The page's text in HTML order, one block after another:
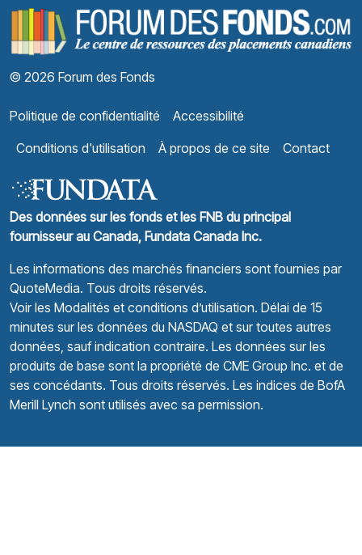
© 2026 Forum des Fonds
Politique de confidentialité
Accessibilité
Conditions d'utilisation
À propos de ce site Contact
Des données sur les fonds et les FNB du principal
fournisseur au Canada, Fundata Canada Inc.
Les informations des marchés financiers sont fournies par
QuoteMedia. Tous droits réservés.
Voir les Modalités et conditions d’utilisation. Délai de 15
minutes sur les données du NASDAQ et sur toutes autres
données, sauf indication contraire. Les données sur les
produits de base sont la propriété de CME Group Inc. et de
ses concédants. Tous droits réservés. Les indices de BofA
Merill Lynch sont utilisés avec sa permission.